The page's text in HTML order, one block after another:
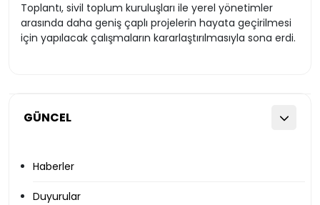
GÜNCEL
Haberler
Duyurular
Toplantı, sivil toplum kuruluşları ile yerel yönetimler
arasında daha geniş çaplı projelerin hayata geçirilmesi
için yapılacak çalışmaların kararlaştırılmasıyla sona erdi.